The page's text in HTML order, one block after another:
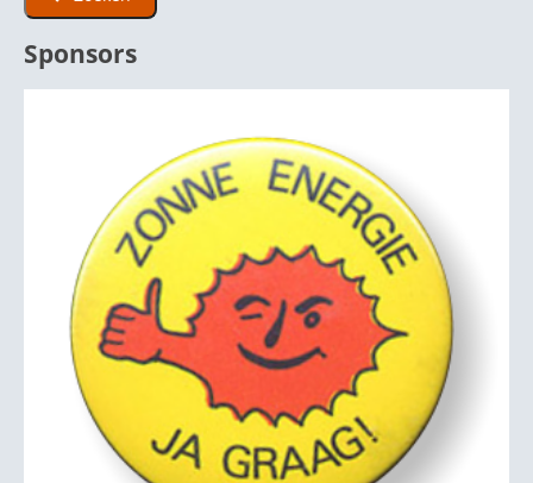
Sponsors